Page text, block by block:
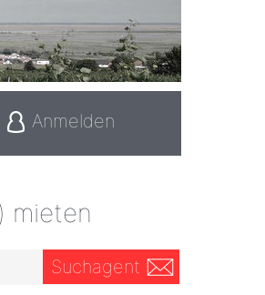
Anmelden
mieten
Suchagent